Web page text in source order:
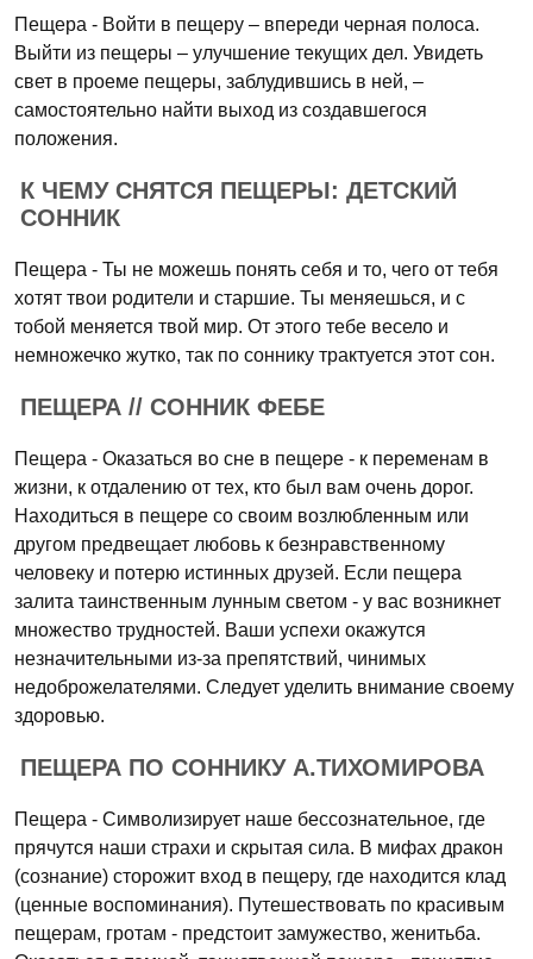
Пещера - Войти в пещеру – впереди черная полоса.
Выйти из пещеры – улучшение текущих дел. Увидеть
свет в проеме пещеры, заблудившись в ней, –
самостоятельно найти выход из создавшегося
положения.
К ЧЕМУ СНЯТСЯ ПЕЩЕРЫ: ДЕТСКИЙ
СОННИК
Пещера - Ты не можешь понять себя и то, чего от тебя
хотят твои родители и старшие. Ты меняешься, и с
тобой меняется твой мир. От этого тебе весело и
немножечко жутко, так по соннику трактуется этот сон.
ПЕЩЕРА // СОННИК ФЕБЕ
Пещера - Оказаться во сне в пещере - к переменам в
жизни, к отдалению от тех, кто был вам очень дорог.
Находиться в пещере со своим возлюбленным или
другом предвещает любовь к безнравственному
человеку и потерю истинных друзей. Если пещера
залита таинственным лунным светом - у вас возникнет
множество трудностей. Ваши успехи окажутся
незначительными из-за препятствий, чинимых
недоброжелателями. Следует уделить внимание своему
здоровью.
ПЕЩЕРА ПО СОННИКУ А.ТИХОМИРОВА
Пещера - Символизирует наше бессознательное, где
прячутся наши страхи и скрытая сила. В мифах дракон
(сознание) сторожит вход в пещеру, где находится клад
(ценные воспоминания). Путешествовать по красивым
пещерам, гротам - предстоит замужество, женитьба.